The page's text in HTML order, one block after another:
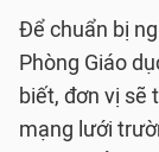
Để chuẩn bị
Phòng Giáo
biết, đơn vị sẽ
mạng lưới